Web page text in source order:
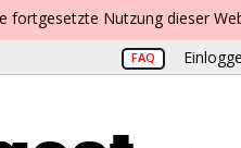
fortgesetzte Nutzung dieser
FAQ